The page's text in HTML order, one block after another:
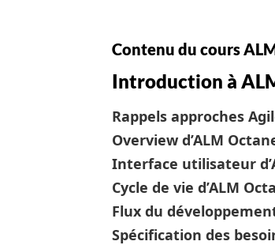
Contenu du cours
Introduction à
Rappels approches
Overview d’ALM
Interface utilisateur
Cycle de vie d’ALM
Flux du
Spécification des